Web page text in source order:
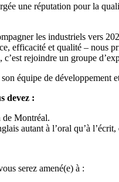
une réputation pour la
les industriels vers
efficacité et qualité – nous
rejoindre un groupe
équipe de
devez :
de Montréal.
autant à l’oral qu’à
serez amené(e) à :